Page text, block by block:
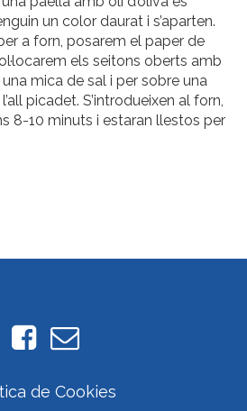
un color daurat i s’aparten.
a forn, posarem el paper de
els seitons oberts amb
mica de sal i per sobre una
picadet. S’introdueixen al forn,
8-10 minuts i estaran llestos per
de Cookies